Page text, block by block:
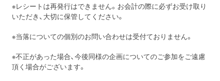
※レシートは再発行はできません。お会計の際に必ずお受け取り
いただき、大切に保管してください。
※当落についての個別のお問い合わせは受付ておりません。
※不正があった場合、今後同様の企画についてのご参加をご遠慮
頂く場合がございます。